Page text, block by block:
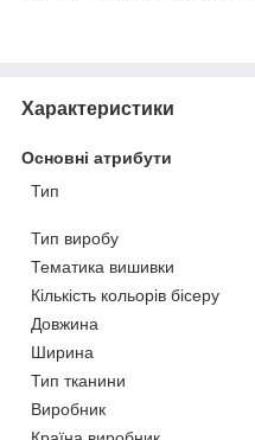
Характеристики
Основні атрибути
Тип
Тип виробу
Тематика вишивки
Кількість кольорів бісеру
Довжина
Ширина
Тип тканини
Виробник